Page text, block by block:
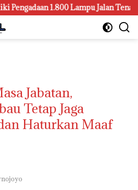
1.800 Lampu Jalan Tenaga
Jabatan,
Tetap Jaga
Haturkan Maaf